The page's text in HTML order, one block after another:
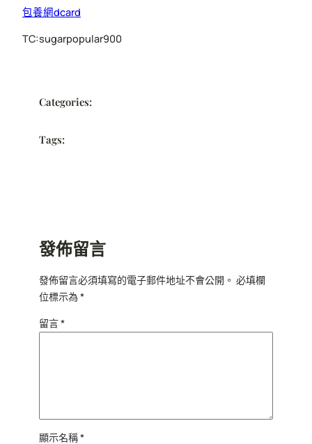
包養網dcard
TC:sugarpopular900
Categories:
Tags:
發佈留言
發佈留言必須填寫的電子郵件地址不會公開。 必填欄
位標示為*
留言*
顯示名稱*